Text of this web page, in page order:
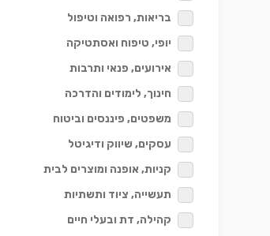
בריאות, רפואה וטיפול
יופי, טיפוח ואסתטיקה
אירועים, פנאי ותרבות
חינוך, לימודים והדרכה
משפטים, פיננסים וביטוח
עסקים, שיווק ודיגיטל
קניות, אופנה ומוצרים לבית
תעשייה, ציוד ותשתיות
קהילה, דת ובעלי חיים